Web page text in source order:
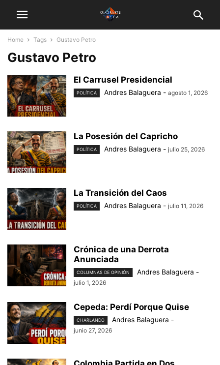
Home Tags Gustavo Petro
Gustavo Petro
El Carrusel Presidencial
POLÍTICA Andres Balaguera - agosto 1, 2026
La Posesión del Capricho
POLÍTICA Andres Balaguera - julio 25, 2026
La Transición del Caos
POLÍTICA Andres Balaguera - julio 11, 2026
Crónica de una Derrota
Anunciada
COLUMNAS DE OPINIÓN Andres Balaguera -
julio 1, 2026
Cepeda: Perdí Porque Quise
CHARLANDO Andres Balaguera -
junio 27, 2026